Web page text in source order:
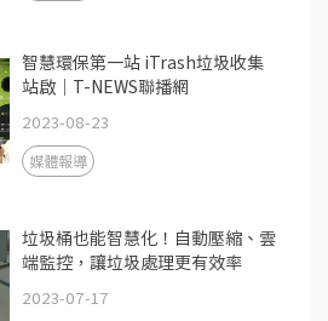
智慧環保第一站 iTrash垃圾收集
站啟│T-NEWS聯播網
2023-08-23
媒體報導
垃圾桶也能智慧化！自動壓縮、雲
端監控，讓垃圾處理更有效率
2023-07-17